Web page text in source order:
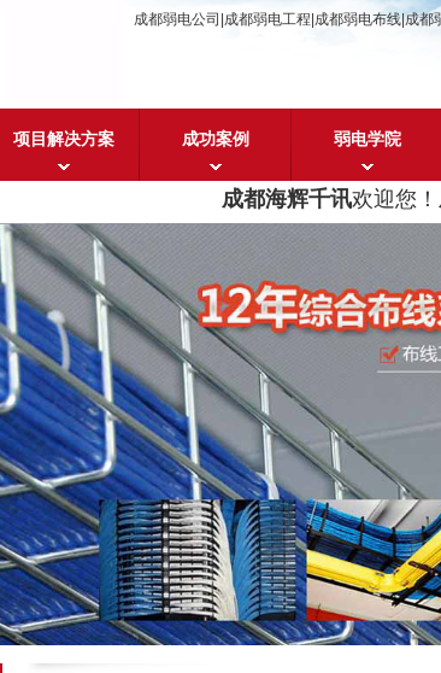
成都弱电公司|成都弱电工程|成都弱电布线|成
项目解决方案 成功案例 弱电学院
成都海辉千讯欢迎您！